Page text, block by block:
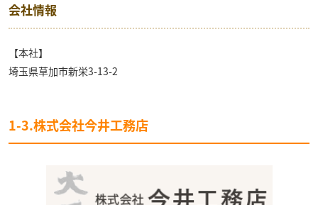
会社情報
【本社】
埼玉県草加市新栄3-13-2
1-3.株式会社今井工務店